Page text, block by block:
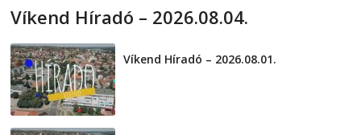
Víkend Híradó – 2026.08.04.
Víkend Híradó – 2026.08.01.